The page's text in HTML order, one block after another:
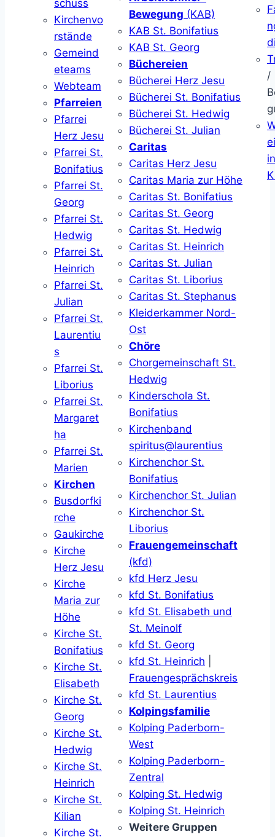
schuss
Kirchenvo
rstände
Gemeind
eteams
Webteam
Pfarreien
Pfarrei
Herz Jesu
Pfarrei St.
Bonifatius
Pfarrei St.
Georg
Pfarrei St.
Hedwig
Pfarrei St.
Heinrich
Pfarrei St.
Julian
Pfarrei St.
Laurentiu
s
Pfarrei St.
Liborius
Pfarrei St.
Margaret
ha
Pfarrei St.
Marien
Kirchen
Busdorfki
rche
Gaukirche
Kirche
Herz Jesu
Kirche
Maria zur
Höhe
Kirche St.
Bonifatius
Kirche St.
Elisabeth
Kirche St.
Georg
Kirche St.
Hedwig
Kirche St.
Heinrich
Kirche St.
Kilian
Kirche St.
Bewegung (KAB)
KAB St. Bonifatius
KAB St. Georg
Büchereien
Bücherei Herz Jesu
Bücherei St. Bonifatius
Bücherei St. Hedwig
Bücherei St. Julian
Caritas
Caritas Herz Jesu
Caritas Maria zur Höhe
Caritas St. Bonifatius
Caritas St. Georg
Caritas St. Hedwig
Caritas St. Heinrich
Caritas St. Julian
Caritas St. Liborius
Caritas St. Stephanus
Kleiderkammer Nord-
Ost
Chöre
Chorgemeinschaft St.
Hedwig
Kinderschola St.
Bonifatius
Kirchenband
spiritus@laurentius
Kirchenchor St.
Bonifatius
Kirchenchor St. Julian
Kirchenchor St.
Liborius
Frauengemeinschaft
(kfd)
kfd Herz Jesu
kfd St. Bonifatius
kfd St. Elisabeth und
St. Meinolf
kfd St. Georg
kfd St. Heinrich
Frauengesprächskreis
kfd St. Laurentius
Kolpingsfamilie
Kolping Paderborn-
West
Kolping Paderborn-
Zentral
Kolping St. Hedwig
Kolping St. Heinrich
Weitere Gruppen
/